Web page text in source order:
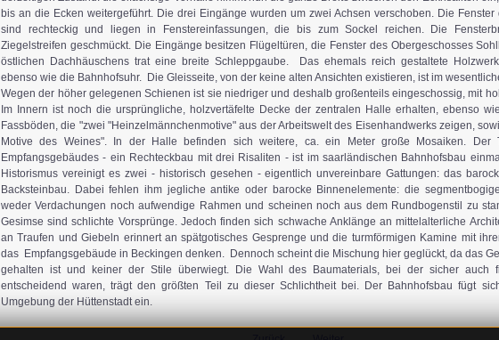
bis an die Ecken weitergeführt. Die drei Eingänge wurden um zwei Achsen verschoben. Die Fenster
sind rechteckig und liegen in Fenstereinfassungen, die bis zum Sockel reichen. Die
Ziegelstreifen geschmückt. Die Eingänge besitzen Flügeltüren, die Fenster des Obergeschosses
östlichen Dachhäuschens trat eine breite Schleppgaube. Das ehemals reich gestaltete
ebenso wie die Bahnhofsuhr. Die Gleisseite, von der keine alten Ansichten existieren, ist im
Wegen der höher gelegenen Schienen ist sie niedriger und deshalb großenteils eingeschossig, mit
Im Innern ist noch die ursprüngliche, holzvertäfelte Decke der zentralen Halle erhalten, ebenso
Fassböden, die "zwei "Heinzelmännchenmotive" aus der Arbeitswelt des Eisenhandwerks zeigen,
Motive des Weines". In der Halle befinden sich weitere, ca. ein Meter große Mosaiken. Der
Empfangsgebäudes - ein Rechteckbau mit drei Risaliten - ist im saarländischen Bahnhofsbau
Historismus vereinigt es zwei - historisch gesehen - eigentlich unvereinbare Gattungen: das
Backsteinbau. Dabei fehlen ihm jegliche antike oder barocke Binnenelemente: die
weder Verdachungen noch aufwendige Rahmen und scheinen noch aus dem Rundbogenstil zu
Gesimse sind schlichte Vorsprünge. Jedoch finden sich schwache Anklänge an mittelalterliche
an Traufen und Giebeln erinnert an spätgotisches Gesprenge und die turmförmigen Kamine mit
das Empfangsgebäude in Beckingen denken. Dennoch scheint die Mischung hier geglückt, da das
gehalten ist und keiner der Stile überwiegt. Die Wahl des Baumaterials, bei der sicher auch
entscheidend waren, trägt den größten Teil zu dieser Schlichtheit bei. Der Bahnhofsbau fügt
Umgebung der Hüttenstadt ein.